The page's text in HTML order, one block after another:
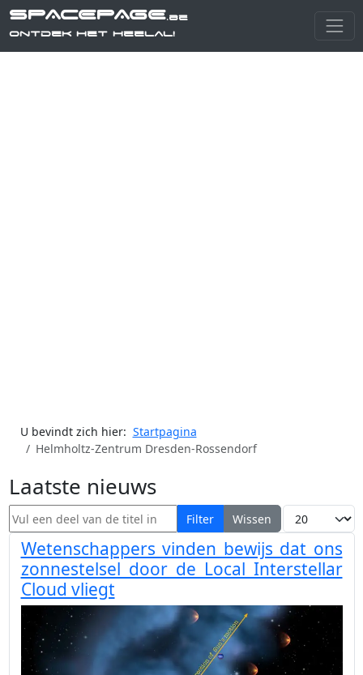
SPACEPAGE.be
Ontdek het heelal!
U bevindt zich hier: Startpagina
Helmholtz-Zentrum Dresden-Rossendorf
Laatste nieuws
Vul een deel van de titel in Filter Wissen Toon #
Wetenschappers vinden bewijs dat ons
zonnestelsel door de Local Interstellar
Cloud vliegt